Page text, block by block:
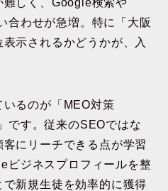
合わせが急増。特に「大阪
示されるかどうかが、入
るのが「MEO対策
です。従来のSEOではな
にリーチできる点が学習
ビジネスプロフィールを整
新規生徒を効率的に獲得